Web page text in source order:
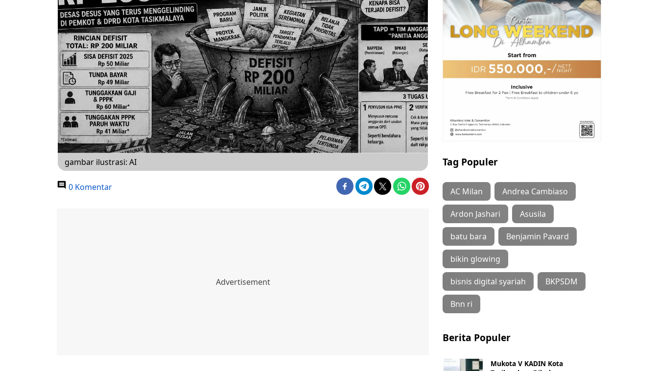
gambar ilustrasi: AI
0 Komentar
Tag Populer
AC Milan Andrea Cambiaso
Ardon Jashari Asusila
batu bara Benjamin Pavard
bikin glowing
bisnis digital syariah BKPSDM
Bnn ri
Berita Populer
Mukota V KADIN Kota